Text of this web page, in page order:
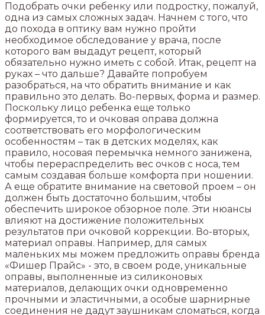
Подобрать очки ребенку или подростку, пожалуй,
одна из самых сложных задач. Начнем с того, что
до похода в оптику вам нужно пройти
необходимое обследование у врача, после
которого вам выдадут рецепт, который
обязательно нужно иметь с собой. Итак, рецепт на
руках – что дальше? Давайте попробуем
разобраться, на что обратить внимание и как
правильно это делать. Во-первых, форма и размер.
Поскольку лицо ребенка еще только
формируется, то и очковая оправа должна
соответствовать его морфологическим
особенностям – так в детских моделях, как
правило, носовая перемычка немного занижена,
чтобы перераспределить вес очков с носа, тем
самым создавая больше комфорта при ношении.
А еще обратите внимание на световой проем – он
должен быть достаточно большим, чтобы
обеспечить широкое обзорное поле. Эти нюансы
влияют на достижение положительных
результатов при очковой коррекции. Во-вторых,
материал оправы. Например, для самых
маленьких мы можем предложить оправы бренда
«Фишер Прайс» - это, в своем роде, уникальные
оправы, выполненные из силиконовых
материалов, делающих очки одновременно
прочными и эластичными, а особые шарнирные
соединения не дадут заушникам сломаться, когда